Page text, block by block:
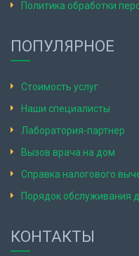
Политика обработки
ПОПУЛЯРНОЕ
Стоимость услуг
Наши специалисты
Лаборатория-партнер
Вызов врача на дом
Справка налогового
Порядок обслуживания
КОНТАКТЫ